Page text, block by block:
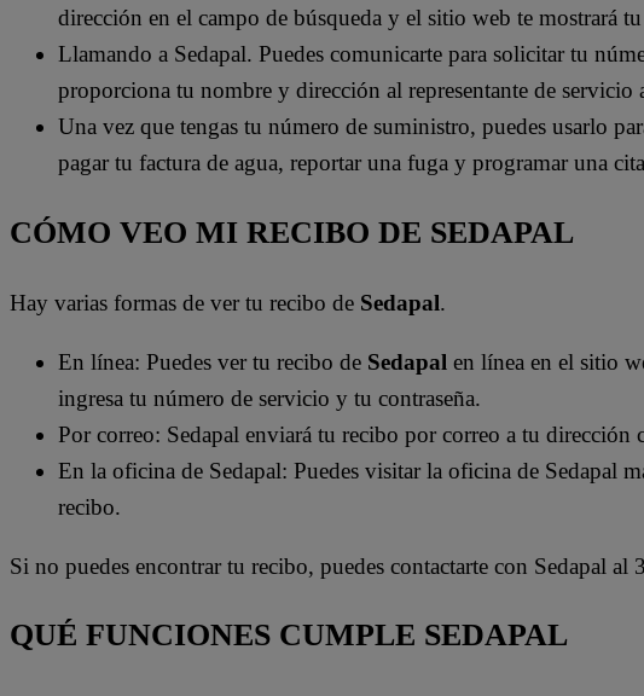
dirección en el campo de búsqueda y el sitio web te mostrará
Llamando a Sedapal. Puedes comunicarte para solicitar tu
proporciona tu nombre y dirección al representante de
Una vez que tengas tu número de suministro, puedes usarlo
pagar tu factura de agua, reportar una fuga y programar una
CÓMO VEO MI RECIBO DE SEDAPAL
Hay varias formas de ver tu recibo de Sedapal.
En línea: Puedes ver tu recibo de Sedapal en línea en el sitio
ingresa tu número de servicio y tu contraseña.
Por correo: Sedapal enviará tu recibo por correo a tu dirección
En la oficina de Sedapal: Puedes visitar la oficina de Sedapal
recibo.
Si no puedes encontrar tu recibo, puedes contactarte con Sedapal
QUÉ FUNCIONES CUMPLE SEDAPAL